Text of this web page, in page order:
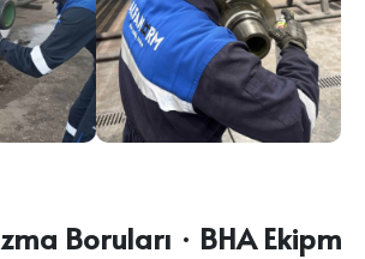
Boruları · BHA